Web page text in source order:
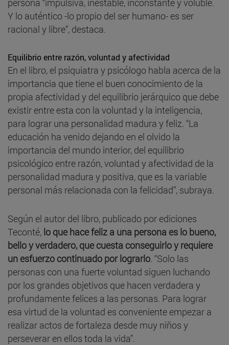
Y lo auténtico -lo propio del ser humano- es ser
racional y libre”, destaca.
Equilibrio entre razón, voluntad y afectividad
En el libro, el psiquiatra y psicólogo habla acerca de la
importancia que tiene el buen conocimiento de la
propia afectividad y del equilibrio jerárquico que debe
existir entre esta con la voluntad y la inteligencia,
para lograr una personalidad madura y feliz. “La
educación ha venido dejando en el olvido la
importancia del mundo interior, del equilibrio
psicológico entre razón, voluntad y afectividad de la
personalidad madura y positiva, que es la variable
personal más relacionada con la felicidad”, subraya.
Según el autor del libro, publicado por ediciones
Teconté, lo que hace feliz a una persona es lo bueno,
bello y verdadero, que cuesta conseguirlo y requiere
un esfuerzo continuado por lograrlo. “Solo las
personas con una fuerte voluntad siguen luchando
por los grandes objetivos que hacen verdadera y
profundamente felices a las personas. Para lograr
esa virtud de la voluntad es conveniente empezar a
realizar actos de fortaleza desde muy niños y
perseverar en ellos toda la vida”.